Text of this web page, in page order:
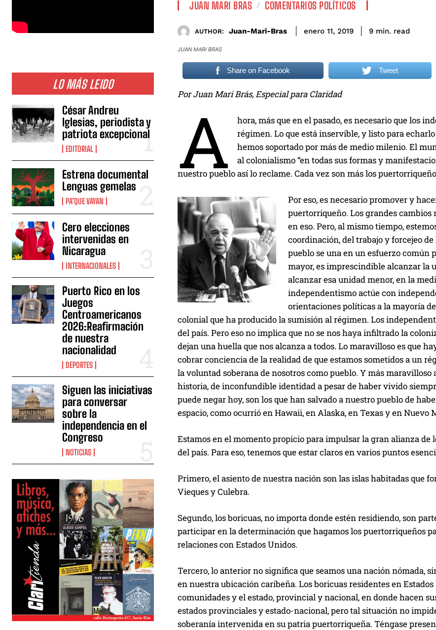
LO MÁS LEIDO
César Andreu
Iglesias, periodista y
patriota excepcional
EDITORIAL
Estrena documental
Lenguas gemelas
PA’QUE VAYAN
Cero elecciones
intervenidas en
Nicaragua
INTERNACIONALES
Puerto Rico en los
Juegos
Centroamericanos
2026:Reafirmación
de nuestra
nacionalidad
DEPORTES
Siguen las iniciativas
para conversar
sobre la
independencia en el
Congreso
NOTICIAS
JUAN MARI BRAS COMENTARIOS POLÍTICOS
AUTHOR: Juan-Mari-Bras enero 11, 2019 9 min. read
JUAN MARI BRAS
Share on Facebook Tweet
Por Juan Mari Brás, Especial para Claridad
A
hora, más que en el pasado, es necesario que los
régimen. Lo que está inservible, y listo para
hemos soportado por más de medio milenio. El
al colonialismo “en todas sus formas y
nuestro pueblo así lo reclame. Cada vez son más los
Por eso, es necesario promover y
puertorriqueño. Los grandes cambios
en eso. Pero, al mismo tiempo,
coordinación, del trabajo y forcejeo
pueblo se una en un esfuerzo común
mayor, es imprescindible alcanzar la
alcanzar esa unidad menor, en la
independentismo actúe con
orientaciones políticas a la mayoría
colonial que ha producido la sumisión al régimen. Los
del país. Pero eso no implica que no se nos haya infiltrado la
dejan una huella que nos alcanza a todos. Lo maravilloso es que
cobrar conciencia de la realidad de que estamos sometidos a un
la voluntad soberana de nosotros como pueblo. Y más
historia, de inconfundible identidad a pesar de haber vivido
puede negar hoy, son los que han salvado a nuestro pueblo de
espacio, como ocurrió en Hawaii, en Alaska, en Texas y en Nuevo
Estamos en el momento propicio para impulsar la gran alianza
del país. Para eso, tenemos que estar claros en varios puntos
Primero, el asiento de nuestra nación son las islas habitadas que
Vieques y Culebra.
Segundo, los boricuas, no importa donde estén residiendo, son
participar en la determinación que hagamos los puertorriqueños
relaciones con Estados Unidos.
Tercero, lo anterior no significa que seamos una nación nómada,
en nuestra ubicación caribeña. Los boricuas residentes en
comunidades y el estado, provincial y nacional, en donde hacen
estados provinciales y estado-nacional, pero tal situación no
soberanía intervenida en su patria puertorriqueña. Téngase